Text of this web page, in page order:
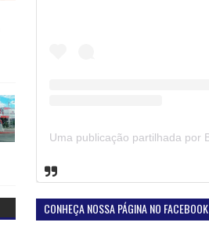
CONHEÇA NOSSA PÁGINA NO FACEBOOK